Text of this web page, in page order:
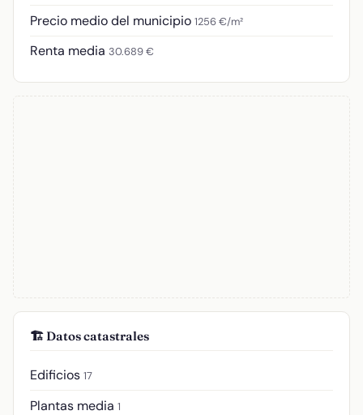
Precio medio del municipio 1256 €/m²
Renta media 30.689 €
🏗️ Datos catastrales
Edificios 17
Plantas media 1